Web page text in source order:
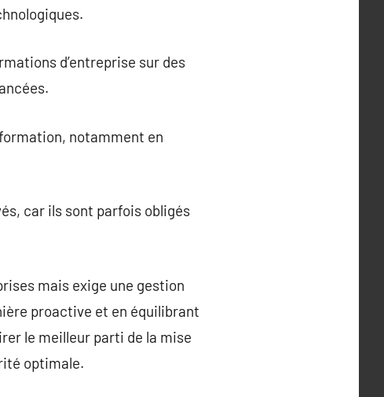
d’entreprise sur des
notamment en
car ils sont parfois obligés
mais exige une gestion
proactive et en équilibrant
le meilleur parti de la mise
optimale.